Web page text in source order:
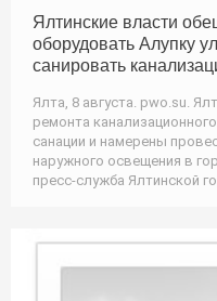
Ялтинские власти
оборудовать Алупку
санировать
Ялта, 8 августа. pwo.su.
ремонта
санации и намерены
наружного освещения в
пресс-служба Ялтинской